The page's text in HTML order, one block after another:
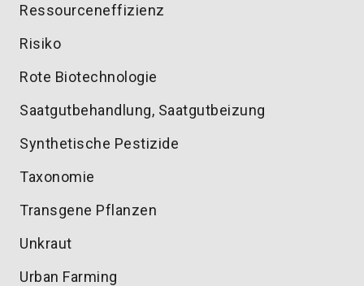
Ressourceneffizienz
Risiko
Rote Biotechnologie
Saatgutbehandlung, Saatgutbeizung
Synthetische Pestizide
Taxonomie
Transgene Pflanzen
Unkraut
Urban Farming